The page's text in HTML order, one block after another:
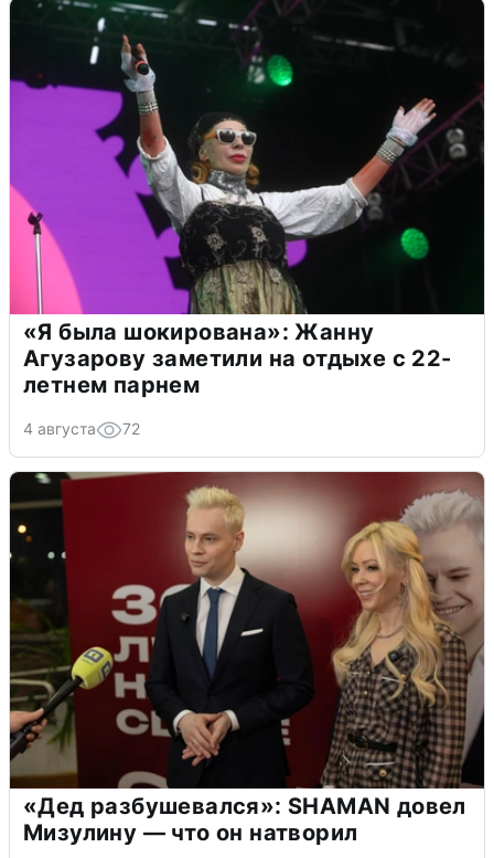
«Я была шокирована»: Жанну
Агузарову заметили на отдыхе с 22-
летнем парнем
4 августа 72
«Дед разбушевался»: SHAMAN довел
Мизулину — что он натворил